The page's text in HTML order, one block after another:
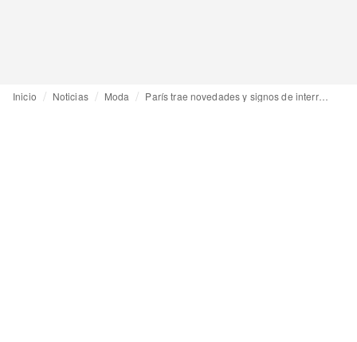
Inicio Noticias Moda París trae novedades y signos de interrogación a la ropa masculina de otoño 2023